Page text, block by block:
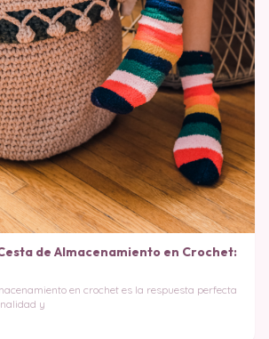
de Almacenamiento en Crochet:
en crochet es la respuesta perfecta
y